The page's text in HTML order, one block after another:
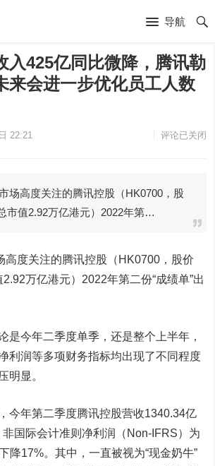
导航
入425亿同比微降，腾讯勒
来会进一步优化员工人数
22:21 评论已关闭
高度关注的腾讯控股（HK0700，股
市值2.92万亿港元）2022年第…
度关注的腾讯控股（HK0700，股价
万亿港元）2022年第二份“成绩单”出
今年二季度单季，还是整个上半年，
利润等多项财务指标均出现了不同程度
明显。
今年第二季度腾讯控股营收1340.34亿
国际会计准则净利润（Non-IFRS）为
降17%。其中，一直被视为“现金奶牛”